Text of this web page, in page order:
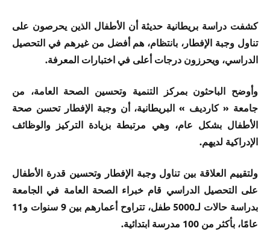
كشفت دراسة بريطانية حديثة أن الأطفال الذين يحرصون على
تناول وجبة الإفطار، بانتظام، هم أفضل من غيرهم في التحصيل
الدراسي، ويحرزون درجات أعلى في اختبارات المعرفة.
وأوضح الباحثون بمركز التنمية وتحسين الصحة العامة، من
جامعة « كارديف » البريطانية، أن وجبة الإفطار تحسن صحة
الأطفال بشكل عام، وهي مرتبطة بزيادة التركيز والوظائف
الإدراكية لديهم.
ولتقييم العلاقة بين تناول وجبة الإفطار وتحسين قدرة الأطفال
على التحصيل الدراسي قام خبراء الصحة العامة في الجامعة
بدراسة حالات لـ5000 طفل، تتراوح أعمارهم بين 9 سنوات و11
عامًا، بأكثر من 100 مدرسة ابتدائية.